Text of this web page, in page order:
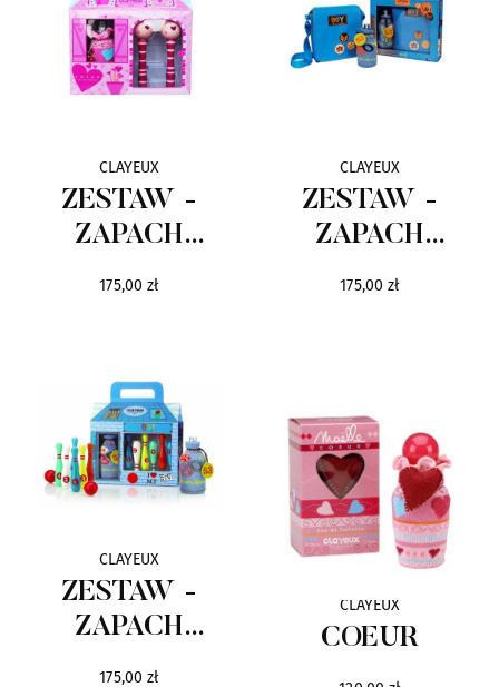
CLAYEUX
ZESTAW -
ZAPACH
CLAYEUX GIRL
175,00 zł
CLAYEUX
ZESTAW -
ZAPACH
CLAYEUX BOY I
175,00 zł
CLAYEUX
ZESTAW -
ZAPACH
CLAYEUX BOY I
175,00 zł
CLAYEUX
COEUR